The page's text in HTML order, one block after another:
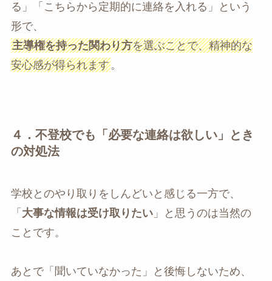
る」「こちらから定期的に連絡を入れる」という
形で、
主導権を持った関わり方を選ぶことで、精神的な
安心感が得られます。
４．不登校でも「必要な連絡は欲しい」とき
の対処法
学校とのやり取りをしんどいと感じる一方で、
「 大事な情報は受け取りたい」と思うのは当然の
ことです。
あとで「聞いていなかった」と後悔しないため、